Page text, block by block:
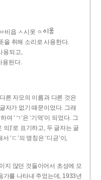
비읍 ㅅ시옷 ㆁ
을 취해 소리로 사용한다.
용되고,
용된다.
른 자모의 이름과 다른 것은
자가 없기 때문이었다. 그래
여 ‘ㄱ’은 ‘기역’이 되었다. 그
의)’로 표기하고, 두 글자는 글
‘ㄷ’의 명칭은 ‘디귿’이,
지 않던 것들이어서 초성에 모
가를 나타내 주었는데, 1933년